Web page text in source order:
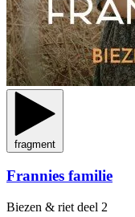
fragment
Frannies familie
Biezen & riet deel 2